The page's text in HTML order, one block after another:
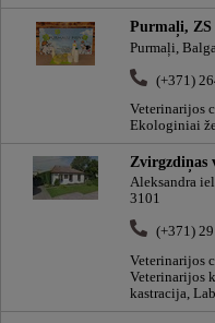
Purmaļi, ZS
Purmaļi,
(+371)
Veterinarijos
Ekologiniai
Zvirgzdiņas
Aleksandra
3101
(+371)
Veterinarijos
Veterinarijos
kastracija,